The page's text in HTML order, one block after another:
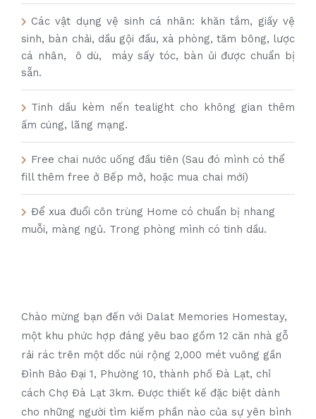
Các vật dụng vệ sinh cá nhân: khăn tắm, giấy vệ
sinh, bàn chải, dầu gội đầu, xà phòng, tăm bông, lược
cá nhân, ô dù, máy sấy tóc, bàn ủi được chuẩn bị
sẵn.
Tinh dầu kèm nến tealight cho không gian thêm
ấm cúng, lãng mạng.
Free chai nước uống đầu tiên (Sau đó mình có thể
fill thêm free ở Bếp mở, hoặc mua chai mới)
Để xua đuổi côn trùng Home có chuẩn bị nhang
muỗi, màng ngủ. Trong phòng mình có tinh dầu.
Chào mừng bạn đến với Dalat Memories Homestay,
một khu phức hợp đáng yêu bao gồm 12 căn nhà gỗ
rải rác trên một dốc núi rộng 2,000 mét vuông gần
Đình Bảo Đại 1, Phường 10, thành phố Đà Lạt, chỉ
cách Chợ Đà Lạt 3km. Được thiết kế đặc biệt dành
cho những người tìm kiếm phần nào của sự yên bình